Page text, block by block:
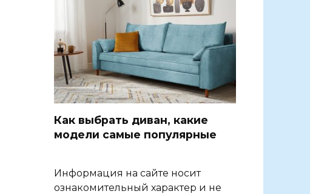
Как выбрать диван, какие
модели самые популярные
Информация на сайте носит
ознакомительный характер и не